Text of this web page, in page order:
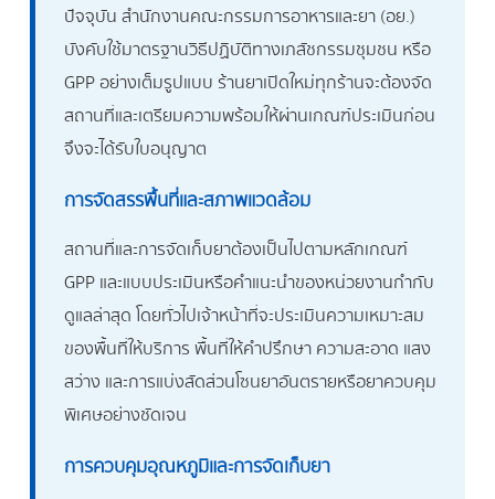
ปัจจุบัน สำนักงานคณะกรรมการอาหารและยา (อย.)
บังคับใช้มาตรฐานวิธีปฏิบัติทางเภสัชกรรมชุมชน หรือ
GPP อย่างเต็มรูปแบบ ร้านยาเปิดใหม่ทุกร้านจะต้องจัด
สถานที่และเตรียมความพร้อมให้ผ่านเกณฑ์ประเมินก่อน
จึงจะได้รับใบอนุญาต
การจัดสรรพื้นที่และสภาพแวดล้อม
สถานที่และการจัดเก็บยาต้องเป็นไปตามหลักเกณฑ์
GPP และแบบประเมินหรือคำแนะนำของหน่วยงานกำกับ
ดูแลล่าสุด โดยทั่วไปเจ้าหน้าที่จะประเมินความเหมาะสม
ของพื้นที่ให้บริการ พื้นที่ให้คำปรึกษา ความสะอาด แสง
สว่าง และการแบ่งสัดส่วนโซนยาอันตรายหรือยาควบคุม
พิเศษอย่างชัดเจน
การควบคุมอุณหภูมิและการจัดเก็บยา